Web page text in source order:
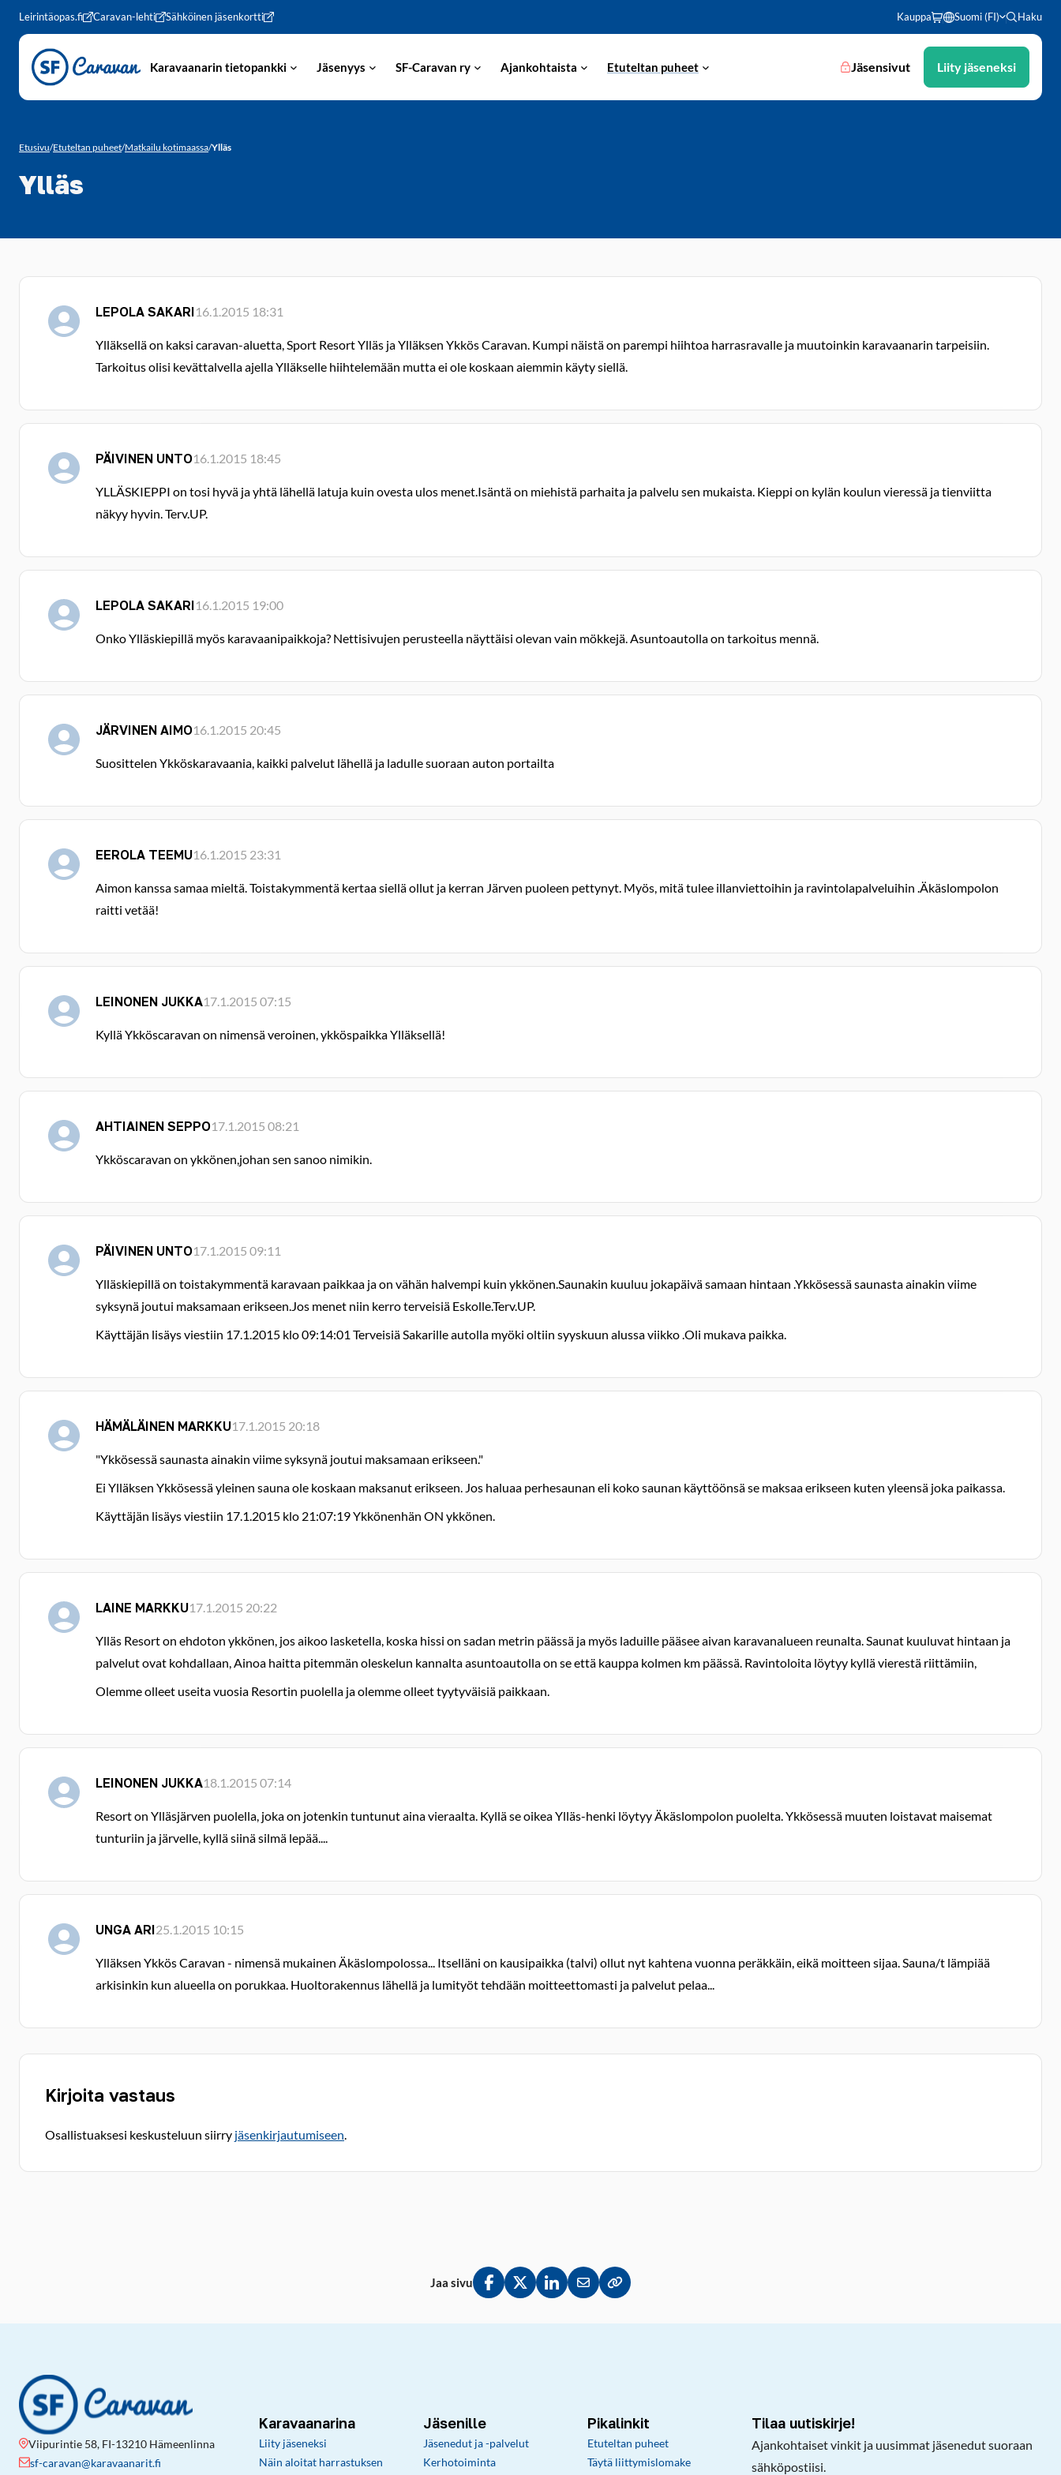
Siirry sivun sisältöön
Leirintäopas.fi Caravan-lehti Sähköinen jäsenkortti Kauppa Suomi (FI) Haku
Karavaanarin tietopankki Jäsenyys SF-Caravan ry Ajankohtaista Etuteltan puheet Jäsensivut Liity jäseneksi
Etusivu/Etuteltan puheet/Matkailu kotimaassa/Ylläs
Ylläs
LEPOLA SAKARI16.1.2015 18:31
Ylläksellä on kaksi caravan-aluetta, Sport Resort Ylläs ja Ylläksen Ykkös Caravan. Kumpi näistä on parempi hiihtoa harrasravalle ja muutoinkin karavaanarin tarpeisiin.
Tarkoitus olisi kevättalvella ajella Ylläkselle hiihtelemään mutta ei ole koskaan aiemmin käyty siellä.
PÄIVINEN UNTO16.1.2015 18:45
YLLÄSKIEPPI on tosi hyvä ja yhtä lähellä latuja kuin ovesta ulos menet.Isäntä on miehistä parhaita ja palvelu sen mukaista. Kieppi on kylän koulun vieressä ja tienviitta
näkyy hyvin. Terv.UP.
LEPOLA SAKARI16.1.2015 19:00
Onko Ylläskiepillä myös karavaanipaikkoja? Nettisivujen perusteella näyttäisi olevan vain mökkejä. Asuntoautolla on tarkoitus mennä.
JÄRVINEN AIMO16.1.2015 20:45
Suosittelen Ykköskaravaania, kaikki palvelut lähellä ja ladulle suoraan auton portailta
EEROLA TEEMU16.1.2015 23:31
Aimon kanssa samaa mieltä. Toistakymmentä kertaa siellä ollut ja kerran Järven puoleen pettynyt. Myös, mitä tulee illanviettoihin ja ravintolapalveluihin .Äkäslompolon
raitti vetää!
LEINONEN JUKKA17.1.2015 07:15
Kyllä Ykköscaravan on nimensä veroinen, ykköspaikka Ylläksellä!
AHTIAINEN SEPPO17.1.2015 08:21
Ykköscaravan on ykkönen,johan sen sanoo nimikin.
PÄIVINEN UNTO17.1.2015 09:11
Ylläskiepillä on toistakymmentä karavaan paikkaa ja on vähän halvempi kuin ykkönen.Saunakin kuuluu jokapäivä samaan hintaan .Ykkösessä saunasta ainakin viime
syksynä joutui maksamaan erikseen.Jos menet niin kerro terveisiä Eskolle.Terv.UP.
Käyttäjän lisäys viestiin 17.1.2015 klo 09:14:01 Terveisiä Sakarille autolla myöki oltiin syyskuun alussa viikko .Oli mukava paikka.
HÄMÄLÄINEN MARKKU17.1.2015 20:18
"Ykkösessä saunasta ainakin viime syksynä joutui maksamaan erikseen."
Ei Ylläksen Ykkösessä yleinen sauna ole koskaan maksanut erikseen. Jos haluaa perhesaunan eli koko saunan käyttöönsä se maksaa erikseen kuten yleensä joka paikassa.
Käyttäjän lisäys viestiin 17.1.2015 klo 21:07:19 Ykkönenhän ON ykkönen.
LAINE MARKKU17.1.2015 20:22
Ylläs Resort on ehdoton ykkönen, jos aikoo lasketella, koska hissi on sadan metrin päässä ja myös laduille pääsee aivan karavanalueen reunalta. Saunat kuuluvat hintaan ja
palvelut ovat kohdallaan, Ainoa haitta pitemmän oleskelun kannalta asuntoautolla on se että kauppa kolmen km päässä. Ravintoloita löytyy kyllä vierestä riittämiin,
Olemme olleet useita vuosia Resortin puolella ja olemme olleet tyytyväisiä paikkaan.
LEINONEN JUKKA18.1.2015 07:14
Resort on Ylläsjärven puolella, joka on jotenkin tuntunut aina vieraalta. Kyllä se oikea Ylläs-henki löytyy Äkäslompolon puolelta. Ykkösessä muuten loistavat maisemat
tunturiin ja järvelle, kyllä siinä silmä lepää....
UNGA ARI25.1.2015 10:15
Ylläksen Ykkös Caravan - nimensä mukainen Äkäslompolossa... Itselläni on kausipaikka (talvi) ollut nyt kahtena vuonna peräkkäin, eikä moitteen sijaa. Sauna/t lämpiää
arkisinkin kun alueella on porukkaa. Huoltorakennus lähellä ja lumityöt tehdään moitteettomasti ja palvelut pelaa...
Kirjoita vastaus
Osallistuaksesi keskusteluun siirry jäsenkirjautumiseen.
Jaa sivu
Jaa Facebookissa
Jaa Twitterissä
Jaa LinkedInissä
Jaa sähköpostitse
Kopioi linkki leikepöydälle
Viipurintie 58, FI-13210 Hämeenlinna
sf-caravan@karavaanarit.fi
Karavaanarina
Liity jäseneksi
Näin aloitat harrastuksen
Jäsenille
Jäsenedut ja -palvelut
Kerhotoiminta
Pikalinkit
Etuteltan puheet
Täytä liittymislomake
Tilaa uutiskirje!
Ajankohtaiset vinkit ja uusimmat jäsenedut suoraan
sähköpostiisi.